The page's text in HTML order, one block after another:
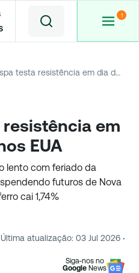
Ibovespa testa resistência em dia de feriado nos EUA
em
EUA
lento com feriado da
futuros de Nova
cai 1,74%
Última atualização: 03 Jul 2026 ·
Siga-nos no
Google News